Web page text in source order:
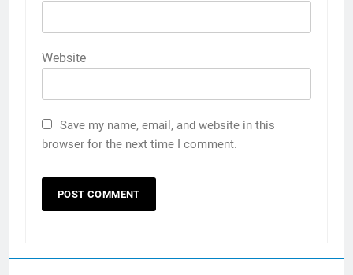
Website
Save my name, email, and website in this
browser for the next time I comment.